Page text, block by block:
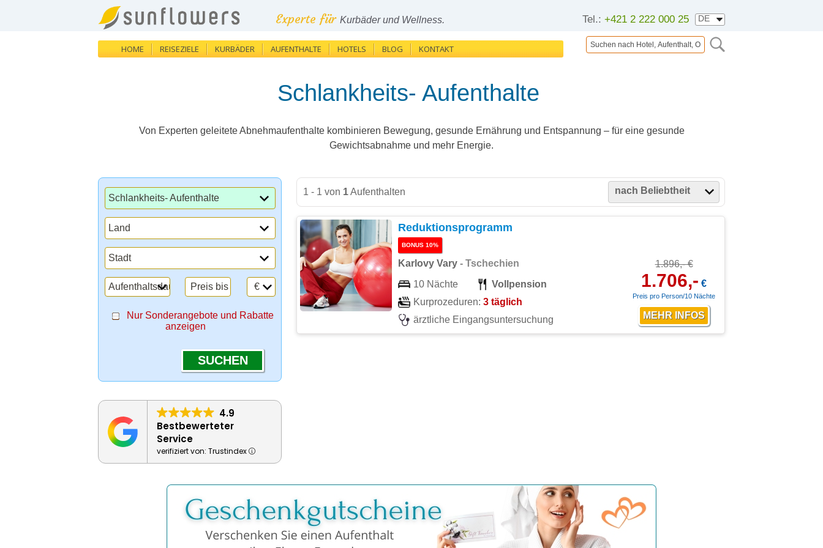
Tel.: +421 2 222 000 25
Experte für Kurbäder und Wellness.
HOME REISEZIELE KURBÄDER AUFENTHALTE HOTELS BLOG KONTAKT
Schlankheits- Aufenthalte
Von Experten geleitete Abnehmaufenthalte kombinieren Bewegung, gesunde Ernährung und Entspannung – für eine gesunde
Gewichtsabnahme und mehr Energie.
Schlankheits- Aufenthalte
Land
Stadt
Aufenthaltsdauer €
Nur Sonderangebote und Rabatte
anzeigen
4.9
Bestbewerteter
Service
verifiziert von: Trustindex
1 - 1 von 1Aufenthalten nach Beliebtheit
Reduktionsprogramm
BONUS 10%
Karlovy Vary - Tschechien
10 Nächte
Vollpension
Kurprozeduren: 3 täglich
ärztliche Eingangsuntersuchung
1.896,- €
1.706,- €
Preis pro Person/10 Nächte